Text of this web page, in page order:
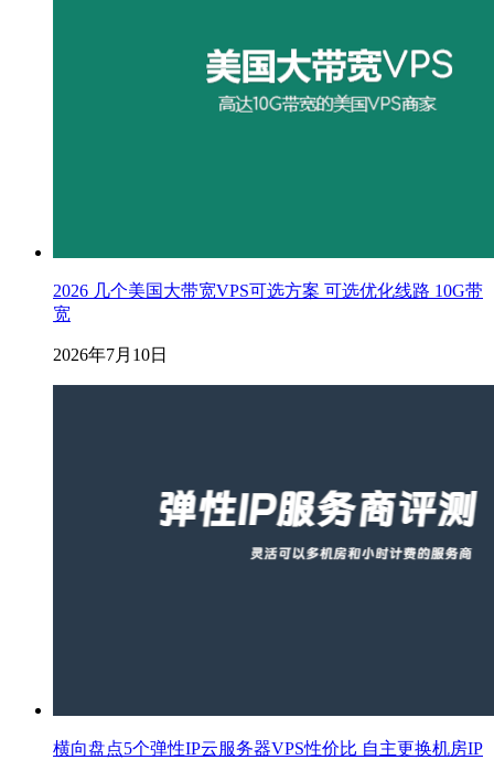
2026 几个美国大带宽VPS可选方案 可选优化线路 10G带
宽
2026年7月10日
横向盘点5个弹性IP云服务器VPS性价比 自主更换机房IP